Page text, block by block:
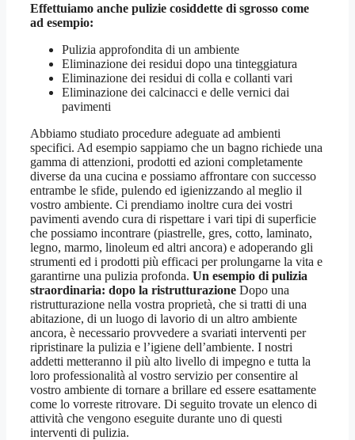
Effettuiamo anche pulizie cosiddette di sgrosso come
ad esempio:
Pulizia approfondita di un ambiente
Eliminazione dei residui dopo una tinteggiatura
Eliminazione dei residui di colla e collanti vari
Eliminazione dei calcinacci e delle vernici dai
pavimenti
Abbiamo studiato procedure adeguate ad ambienti
specifici. Ad esempio sappiamo che un bagno richiede una
gamma di attenzioni, prodotti ed azioni completamente
diverse da una cucina e possiamo affrontare con successo
entrambe le sfide, pulendo ed igienizzando al meglio il
vostro ambiente. Ci prendiamo inoltre cura dei vostri
pavimenti avendo cura di rispettare i vari tipi di superficie
che possiamo incontrare (piastrelle, gres, cotto, laminato,
legno, marmo, linoleum ed altri ancora) e adoperando gli
strumenti ed i prodotti più efficaci per prolungarne la vita e
garantirne una pulizia profonda. Un esempio di pulizia
straordinaria: dopo la ristrutturazione Dopo una
ristrutturazione nella vostra proprietà, che si tratti di una
abitazione, di un luogo di lavorio di un altro ambiente
ancora, è necessario provvedere a svariati interventi per
ripristinare la pulizia e l’igiene dell’ambiente. I nostri
addetti metteranno il più alto livello di impegno e tutta la
loro professionalità al vostro servizio per consentire al
vostro ambiente di tornare a brillare ed essere esattamente
come lo vorreste ritrovare. Di seguito trovate un elenco di
attività che vengono eseguite durante uno di questi
interventi di pulizia.